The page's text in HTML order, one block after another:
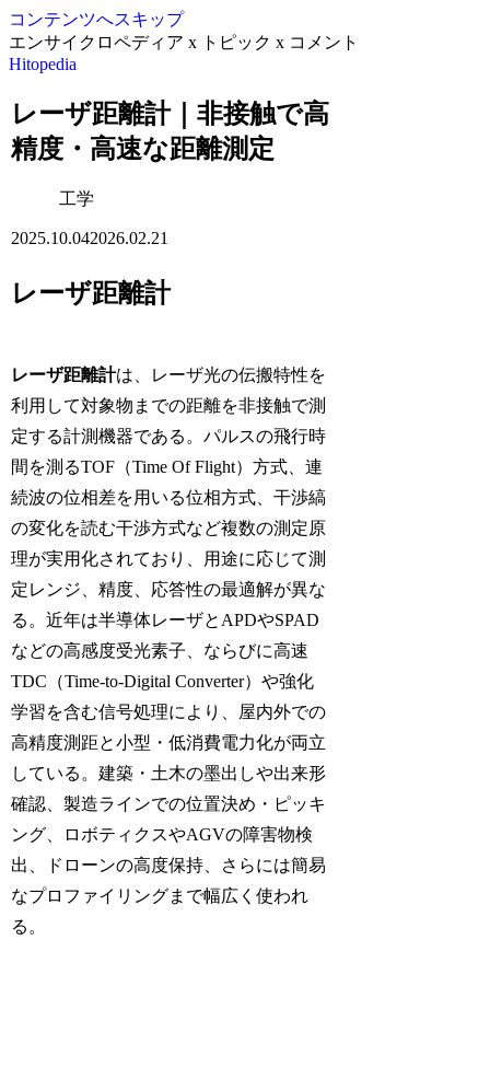
コンテンツへスキップ
エンサイクロペディア x トピック x コメント
Hitopedia
レーザ距離計｜非接触で高
精度・高速な距離測定
工学
2025.10.042026.02.21
レーザ距離計
レーザ距離計は、レーザ光の伝搬特性を
利用して対象物までの距離を非接触で測
定する計測機器である。パルスの飛行時
間を測るTOF（Time Of Flight）方式、連
続波の位相差を用いる位相方式、干渉縞
の変化を読む干渉方式など複数の測定原
理が実用化されており、用途に応じて測
定レンジ、精度、応答性の最適解が異な
る。近年は半導体レーザとAPDやSPAD
などの高感度受光素子、ならびに高速
TDC（Time-to-Digital Converter）や強化
学習を含む信号処理により、屋内外での
高精度測距と小型・低消費電力化が両立
している。建築・土木の墨出しや出来形
確認、製造ラインでの位置決め・ピッキ
ング、ロボティクスやAGVの障害物検
出、ドローンの高度保持、さらには簡易
なプロファイリングまで幅広く使われ
る。